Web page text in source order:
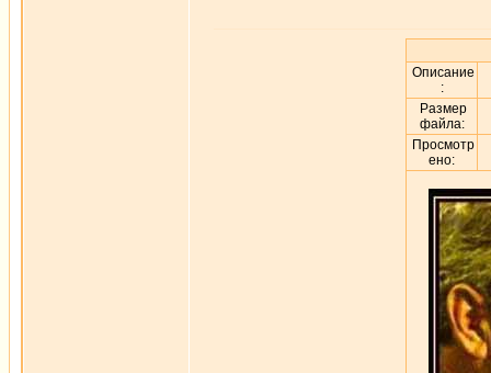
Описание
:
Размер
файла:
Просмотр
ено: